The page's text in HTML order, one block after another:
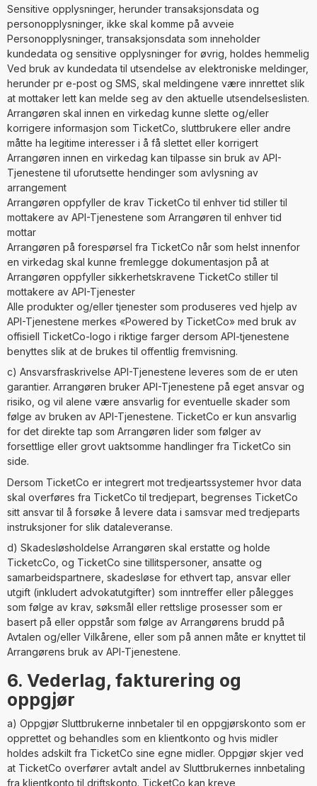
Sensitive opplysninger, herunder transaksjonsdata og
personopplysninger, ikke skal komme på avveie
Personopplysninger, transaksjonsdata som inneholder
kundedata og sensitive opplysninger for øvrig, holdes hemmelig
Ved bruk av kundedata til utsendelse av elektroniske meldinger,
herunder pr e-post og SMS, skal meldingene være innrettet slik
at mottaker lett kan melde seg av den aktuelle utsendelseslisten.
Arrangøren skal innen en virkedag kunne slette og/eller
korrigere informasjon som TicketCo, sluttbrukere eller andre
måtte ha legitime interesser i å få slettet eller korrigert
Arrangøren innen en virkedag kan tilpasse sin bruk av API-
Tjenestene til uforutsette hendinger som avlysning av
arrangement
Arrangøren oppfyller de krav TicketCo til enhver tid stiller til
mottakere av API-Tjenestene som Arrangøren til enhver tid
mottar
Arrangøren på forespørsel fra TicketCo når som helst innenfor
en virkedag skal kunne fremlegge dokumentasjon på at
Arrangøren oppfyller sikkerhetskravene TicketCo stiller til
mottakere av API-Tjenester
Alle produkter og/eller tjenester som produseres ved hjelp av
API-Tjenestene merkes «Powered by TicketCo» med bruk av
offisiell TicketCo-logo i riktige farger dersom API-tjenestene
benyttes slik at de brukes til offentlig fremvisning.
c) Ansvarsfraskrivelse API-Tjenestene leveres som de er uten
garantier. Arrangøren bruker API-Tjenestene på eget ansvar og
risiko, og vil alene være ansvarlig for eventuelle skader som
følge av bruken av API-Tjenestene. TicketCo er kun ansvarlig
for det direkte tap som Arrangøren lider som følger av
forsettlige eller grovt uaktsomme handlinger fra TicketCo sin
side.
Dersom TicketCo er integrert mot tredjeartssystemer hvor data
skal overføres fra TicketCo til tredjepart, begrenses TicketCo
sitt ansvar til å forsøke å levere data i samsvar med tredjeparts
instruksjoner for slik dataleveranse.
d) Skadesløsholdelse Arrangøren skal erstatte og holde
TicketcCo, og TicketCo sine tillitspersoner, ansatte og
samarbeidspartnere, skadesløse for ethvert tap, ansvar eller
utgift (inkludert advokatutgifter) som inntreffer eller pålegges
som følge av krav, søksmål eller rettslige prosesser som er
basert på eller oppstår som følge av Arrangørens brudd på
Avtalen og/eller Vilkårene, eller som på annen måte er knyttet til
Arrangørens bruk av API-Tjenestene.
6. Vederlag, fakturering og
oppgjør
a) Oppgjør Sluttbrukerne innbetaler til en oppgjørskonto som er
opprettet og behandles som en klientkonto og hvis midler
holdes adskilt fra TicketCo sine egne midler. Oppgjør skjer ved
at TicketCo overfører avtalt andel av Sluttbrukernes innbetaling
fra klientkonto til driftskonto. TicketCo kan kreve